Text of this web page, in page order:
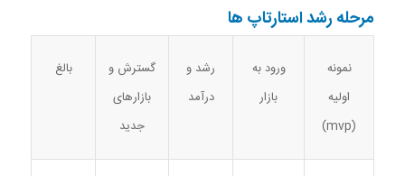
مرحله رشد استارتاپ ها
نمونه
اولیه
(mvp)
ورود به
بازار
رشد و
درآمد
گسترش و
بازارهای
جدید
بالغ